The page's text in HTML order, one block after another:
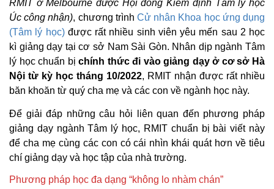
RMIT ở Melbourne được Hội đồng Kiểm định Tâm lý học
Úc công nhận), chương trìnhCử nhân Khoa học ứng dụng
(Tâm lý học)được rất nhiều sinh viên yêu mến sau 2 học
kì giảng dạy tại cơ sở Nam Sài Gòn. Nhân dịp ngành Tâm
lý học chuẩn bịchính thức đi vào giảng dạy ở cơ sở Hà
Nội từ kỳ học tháng 10/2022, RMIT nhận được rất nhiều
băn khoăn từ quý cha mẹ và các con về ngành học này.
Để giải đáp những câu hỏi liên quan đến phương pháp
giảng dạy ngành Tâm lý học, RMIT chuẩn bị bài viết này
để cha mẹ cùng các con có cái nhìn khái quát hơn về tiêu
chí giảng dạy và học tập của nhà trường.
Phương pháp học đa dạng “không lo nhàm chán”